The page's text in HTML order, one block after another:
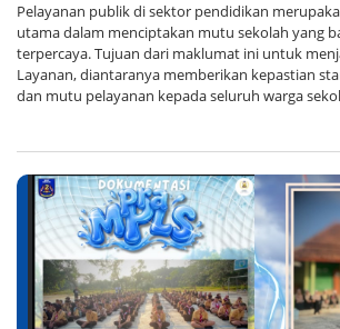
Pelayanan publik di sektor pendidikan
utama dalam menciptakan mutu sekolah yang
terpercaya. Tujuan dari maklumat ini untuk
Layanan, diantaranya memberikan kepastian
dan mutu pelayanan kepada seluruh warga